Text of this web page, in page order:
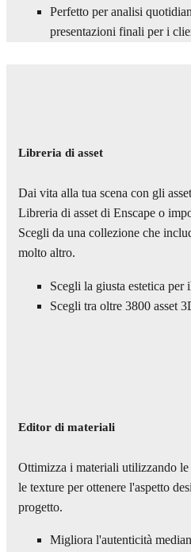
Perfetto per analisi
presentazioni finali per i
Libreria di asset
Dai vita alla tua scena con gli
Libreria di asset di Enscape o
Scegli da una collezione che
molto altro.
Scegli la giusta estetica
Scegli tra oltre 3800 asset
Editor di materiali
Ottimizza i materiali utilizzando
le texture per ottenere l'aspetto
progetto.
Migliora l'autenticità